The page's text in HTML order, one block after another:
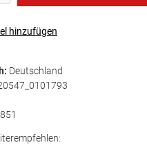
hinzufügen
Deutschland